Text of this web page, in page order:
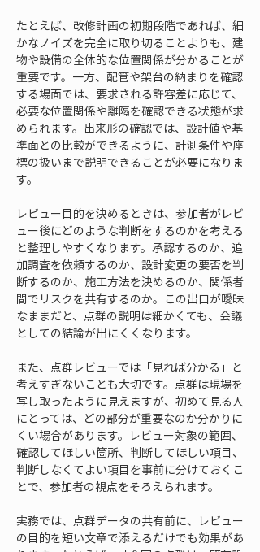
たとえば、改修計画の初期段階であれば、細
かなノイズを完全に取り切ることよりも、建
物や設備の全体的な位置関係が分かることが
重要です。一方、配管や架台の納まりを確認
する場面では、要求される許容差に応じて、
必要な位置関係や離隔を確認できる状態が求
められます。出来形の確認では、設計値や基
準面との比較ができるように、計測条件や座
標の扱いまで説明できることが必要になりま
す。
レビュー目的を決めるときは、参加者がレビ
ュー後にどのような判断をするのかを考える
と整理しやすくなります。承認するのか、追
加調査を依頼するのか、設計変更の要否を判
断するのか、施工方法を決めるのか、関係者
間でリスクを共有するのか。この出口が曖昧
なままだと、点群の説明は細かくても、会議
としての結論が出にくくなります。
また、点群レビューでは「見れば分かる」と
考えすぎないことも大切です。点群は現場を
写し取ったように見えますが、初めて見る人
にとっては、どの部分が重要なのか分かりに
くい場合があります。レビュー対象の範囲、
確認してほしい箇所、判断してほしい項目、
判断しなくてよい項目を事前に分けておくこ
とで、参加者の視点をそろえられます。
実務では、点群データの共有前に、レビュー
の目的を短い文章で添えるだけでも効果があ